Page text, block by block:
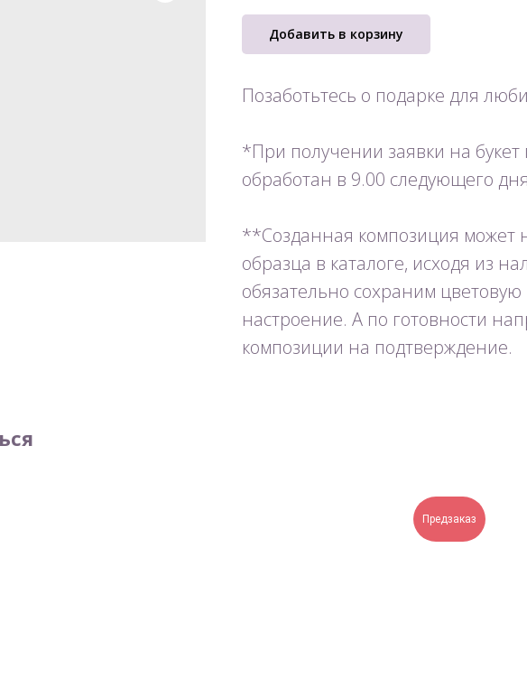
Добавить в корзину
Позаботьтесь о подарке для
*При получении заявки на букет
обработан в 9.00 следующего дня
**Созданная композиция может
образца в каталоге, исходя из
обязательно сохраним
настроение. А по готовности
композиции на подтверждение.
Предзаказ